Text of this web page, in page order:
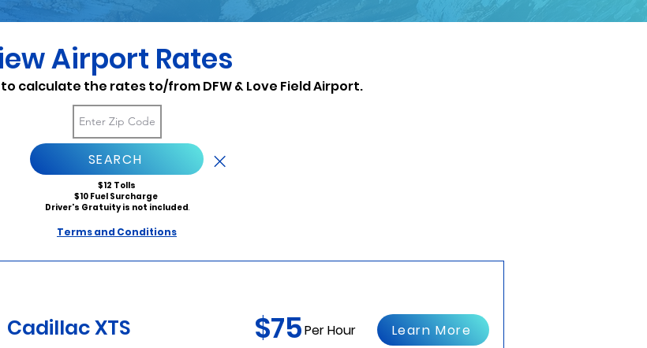
Airport Rates
calculate the rates to/from DFW & Love Field Airport.
SEARCH
$12 Tolls
$10 Fuel Surcharge
Driver's Gratuity is not included.
Terms and Conditions
Cadillac XTS $75Per Hour Learn More